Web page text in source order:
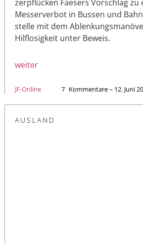
zerpflücken Faesers Vorschlag zu
Messerverbot in Bussen und
stelle mit dem
Hilflosigkeit unter Beweis.
weiter
JF-Online 7 Kommentare – 12. Juni
AUSLAND